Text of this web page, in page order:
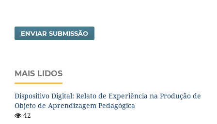
ENVIAR SUBMISSÃO
MAIS LIDOS
Dispositivo Digital: Relato de Experiência na Produção de
Objeto de Aprendizagem Pedagógica
42